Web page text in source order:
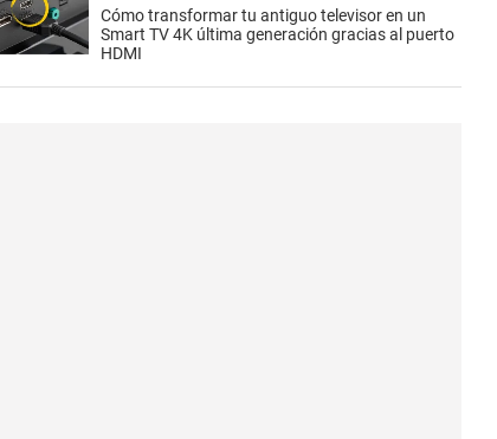
Cómo transformar tu antiguo televisor en un
Smart TV 4K última generación gracias al puerto
HDMI